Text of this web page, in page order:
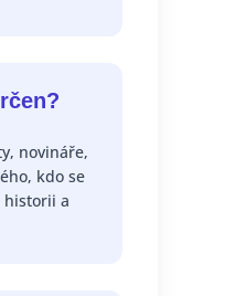
novináře,
kdo se
historii a